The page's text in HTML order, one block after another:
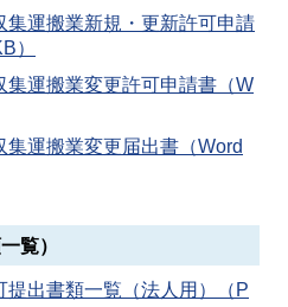
集運搬業新規・更新許可申請
）
集運搬業変更許可申請書（W
運搬業変更届出書（Word
覧）
提出書類一覧（法人用）（P